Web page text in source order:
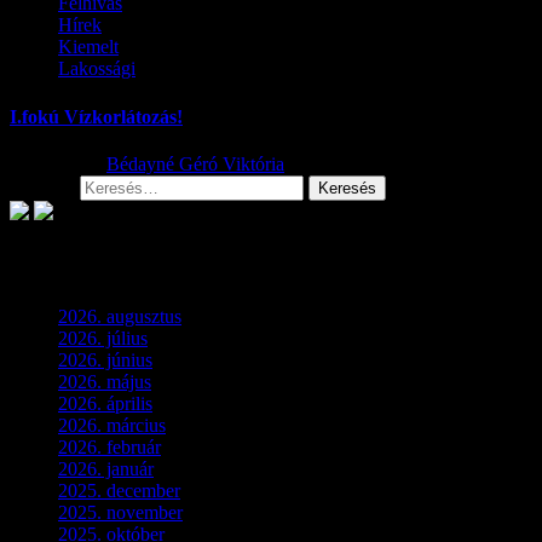
Hírek
Kiemelt
Lakossági
I.fokú Vízkorlátozás!
Bédayné Géró Viktória
2026. augusztus
2026. július
2026. június
2026. május
2026. április
2026. március
2026. február(4)
2026. január(2)
2025. december(4)
2025. november(3)
2025. október(3)